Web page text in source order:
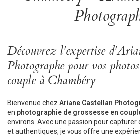
Découvrez l'expertise
Photographe pour vos photos
couple à Chambéry
Bienvenue chez Ariane Castellan
en photographie de grossesse en
environs. Avec une passion pour capturer
et authentiques, je vous offre une